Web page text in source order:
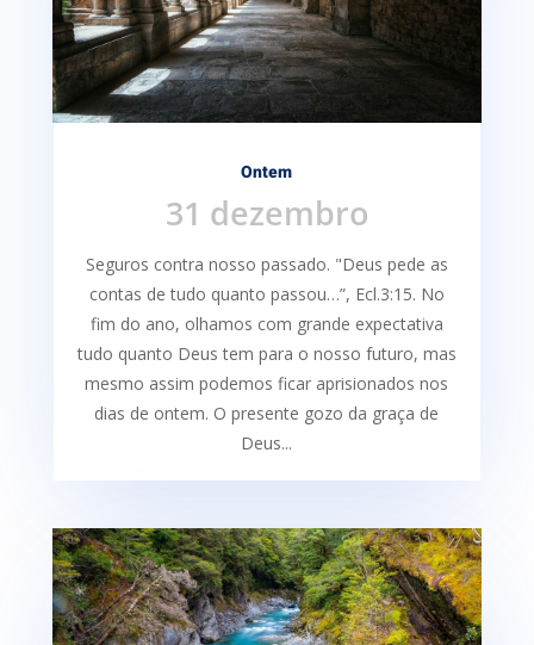
Ontem
31 dezembro
Seguros contra nosso passado. "Deus pede as
contas de tudo quanto passou…”, Ecl.3:15. No
fim do ano, olhamos com grande expectativa
tudo quanto Deus tem para o nosso futuro, mas
mesmo assim podemos ficar aprisionados nos
dias de ontem. O presente gozo da graça de
Deus...